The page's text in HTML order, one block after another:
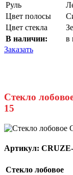
Руль
Цвет полосы
Цвет стекла
В наличии:
в
Заказать
Стекло
15
Артикул:
Стекло лобовое